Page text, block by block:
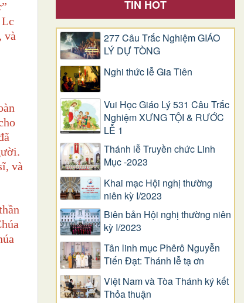
”
và
và
TIN HOT
277 Câu Trắc Nghiệm GIÁO
LÝ DỰ TÒNG
Nghi thức lễ Gia Tiên
Vui Học Giáo Lý 531 Câu Trắc
Nghiệm XƯNG TỘI & RƯỚC
LỄ 1
Thánh lễ Truyền chức Linh
Mục -2023
Khai mạc Hội nghị thường
niên kỳ I/2023
Biên bản Hội nghị thường niên
kỳ I/2023
Tân linh mục Phêrô Nguyễn
Tiến Đạt: Thánh lễ tạ ơn
Việt Nam và Tòa Thánh ký kết
Thỏa thuận